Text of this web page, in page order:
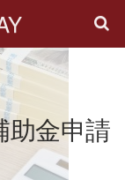
助金申請